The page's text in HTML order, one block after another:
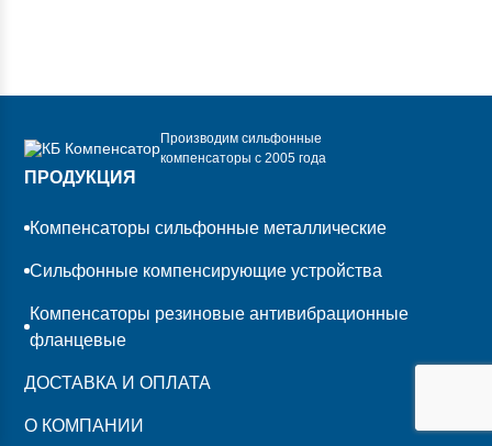
Производим сильфонные
компенсаторы с 2005 года
ПРОДУКЦИЯ
Компенсаторы сильфонные металлические
Сильфонные компенсирующие устройства
Компенсаторы резиновые антивибрационные
фланцевые
ДОСТАВКА И ОПЛАТА
О КОМПАНИИ